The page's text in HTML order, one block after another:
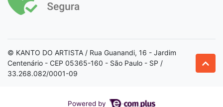
© KANTO DO ARTISTA / Rua Guanandi, 16 - Jardim
Centenário - CEP 05365-160 - São Paulo - SP /
33.268.082/0001-09
Powered by